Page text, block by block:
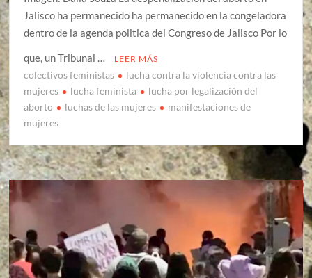
Jalisco ha permanecido ha permanecido en la congeladora
dentro de la agenda politica del Congreso de Jalisco Por lo
que, un Tribunal …
LEER MÁS
colectivos feministas
lucha contra la violencia contra las
mujeres
lucha feminista
lucha por legalización del
aborto
luchas de las mujeres
manifestaciones de
mujeres